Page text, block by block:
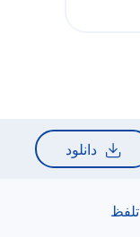
دانلود
تلفظ